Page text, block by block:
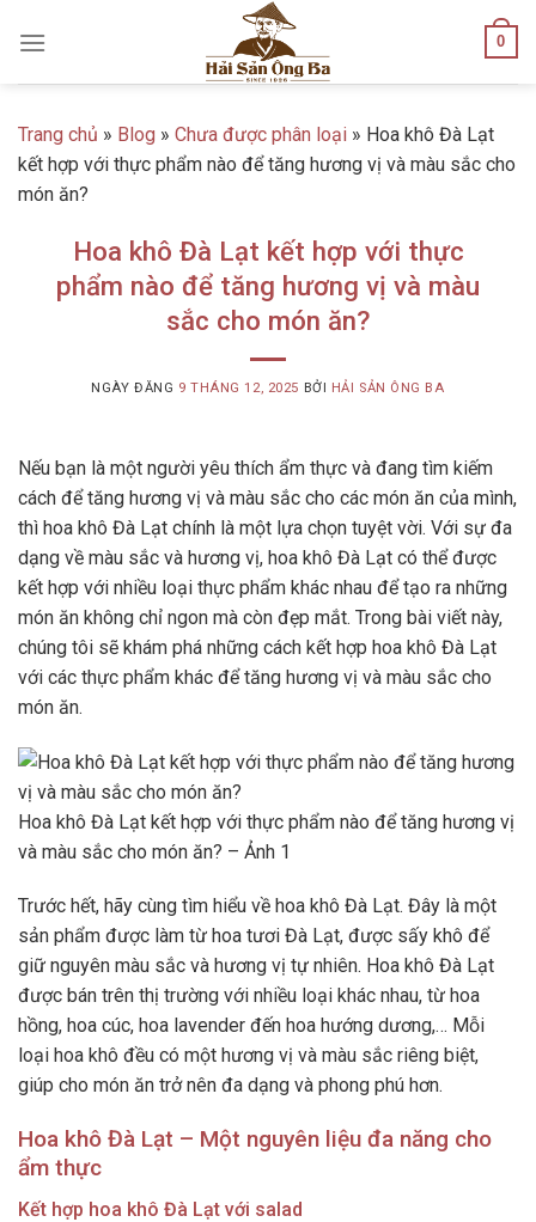
0
Trang chủ » Blog » Chưa được phân loại » Hoa khô Đà Lạt
kết hợp với thực phẩm nào để tăng hương vị và màu sắc cho
món ăn?
Hoa khô Đà Lạt kết hợp với thực
phẩm nào để tăng hương vị và màu
sắc cho món ăn?
NGÀY ĐĂNG 9 THÁNG 12, 2025 BỞI HẢI SẢN ÔNG BA
Nếu bạn là một người yêu thích ẩm thực và đang tìm kiếm
cách để tăng hương vị và màu sắc cho các món ăn của mình,
thì hoa khô Đà Lạt chính là một lựa chọn tuyệt vời. Với sự đa
dạng về màu sắc và hương vị, hoa khô Đà Lạt có thể được
kết hợp với nhiều loại thực phẩm khác nhau để tạo ra những
món ăn không chỉ ngon mà còn đẹp mắt. Trong bài viết này,
chúng tôi sẽ khám phá những cách kết hợp hoa khô Đà Lạt
với các thực phẩm khác để tăng hương vị và màu sắc cho
món ăn.
Hoa khô Đà Lạt kết hợp với thực phẩm nào để tăng hương vị
và màu sắc cho món ăn? – Ảnh 1
Trước hết, hãy cùng tìm hiểu về hoa khô Đà Lạt. Đây là một
sản phẩm được làm từ hoa tươi Đà Lạt, được sấy khô để
giữ nguyên màu sắc và hương vị tự nhiên. Hoa khô Đà Lạt
được bán trên thị trường với nhiều loại khác nhau, từ hoa
hồng, hoa cúc, hoa lavender đến hoa hướng dương,… Mỗi
loại hoa khô đều có một hương vị và màu sắc riêng biệt,
giúp cho món ăn trở nên đa dạng và phong phú hơn.
Hoa khô Đà Lạt – Một nguyên liệu đa năng cho
ẩm thực
Kết hợp hoa khô Đà Lạt với salad